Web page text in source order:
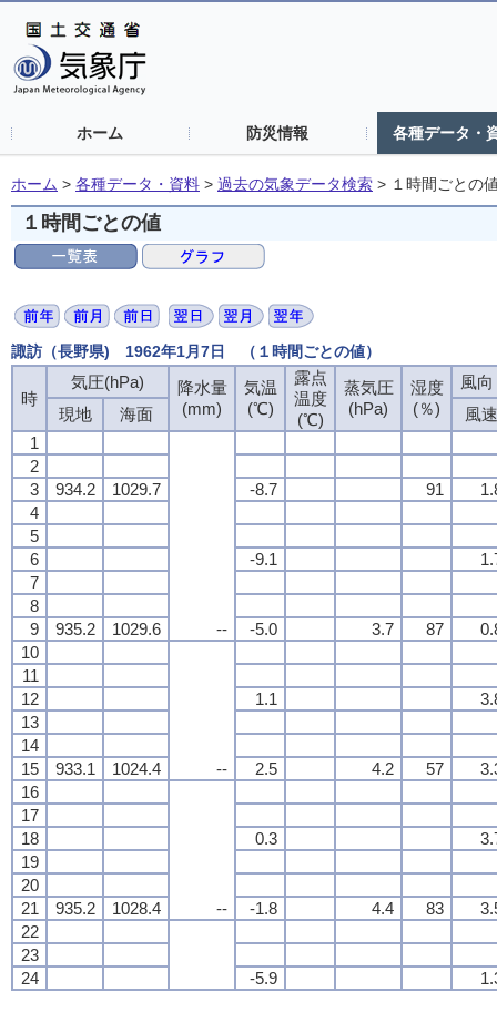
ホーム 防災情報 各種データ・
ホーム > 各種データ・資料 > 過去の気象データ検索 > １時間ごとの
１時間ごとの値
諏訪（長野県) 1962年1月7日 （１時間ごとの値）
時
気圧(hPa)
降水量
(mm)
気温
(℃)
露点
温度
(℃)
蒸気圧
(hPa)
湿度
(％)
風
現地
海面
風速
1
--
2
3
934.2 1029.7 -8.7 91
4
5
6
-9.1
7
8
9
935.2 1029.6 -5.0 3.7 87
10
--
11
12
1.1
13
14
15
933.1 1024.4 2.5 4.2 57
16
--
17
18
0.3
19
20
21
935.2 1028.4 -1.8 4.4 83
22
23
24
-5.9